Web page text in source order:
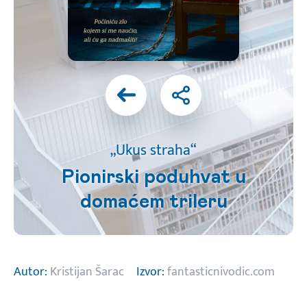
„Ukus straha“
Pionirski poduhvat u
domaćem trileru
Autor: Kristijan Šarac Izvor:fantasticnivodic.com